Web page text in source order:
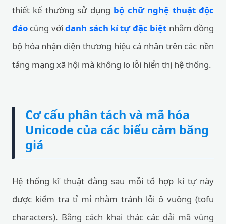
thiết kế thường sử dụng bộ chữ nghệ thuật độc
đáo cùng vớidanh sách kí tự đặc biệt nhằm đồng
bộ hóa nhận diện thương hiệu cá nhân trên các nền
tảng mạng xã hội mà không lo lỗi hiển thị hệ thống.
Cơ cấu phân tách và mã hóa
Unicode của các biểu cảm băng
giá
Hệ thống kĩ thuật đằng sau mỗi tổ hợp kí tự này
được kiểm tra tỉ mỉ nhằm tránh lỗi ô vuông (tofu
characters). Bằng cách khai thác các dải mã vùng